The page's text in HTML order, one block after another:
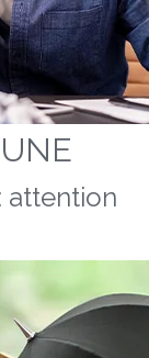
attention